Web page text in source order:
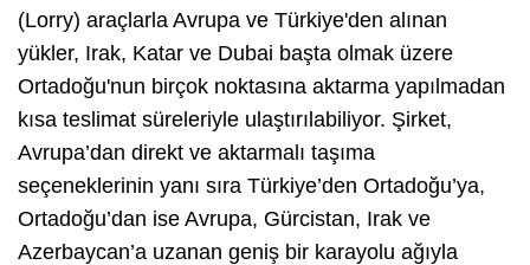
(Lorry) araçlarla Avrupa ve Türkiye'den alınan
yükler, Irak, Katar ve Dubai başta olmak üzere
Ortadoğu'nun birçok noktasına aktarma yapılmadan
kısa teslimat süreleriyle ulaştırılabiliyor. Şirket,
Avrupa’dan direkt ve aktarmalı taşıma
seçeneklerinin yanı sıra Türkiye’den Ortadoğu’ya,
Ortadoğu’dan ise Avrupa, Gürcistan, Irak ve
Azerbaycan’a uzanan geniş bir karayolu ağıyla